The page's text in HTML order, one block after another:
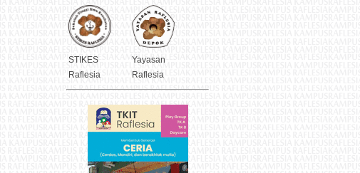
STIKES
Raflesia
Yayasan
Raflesia